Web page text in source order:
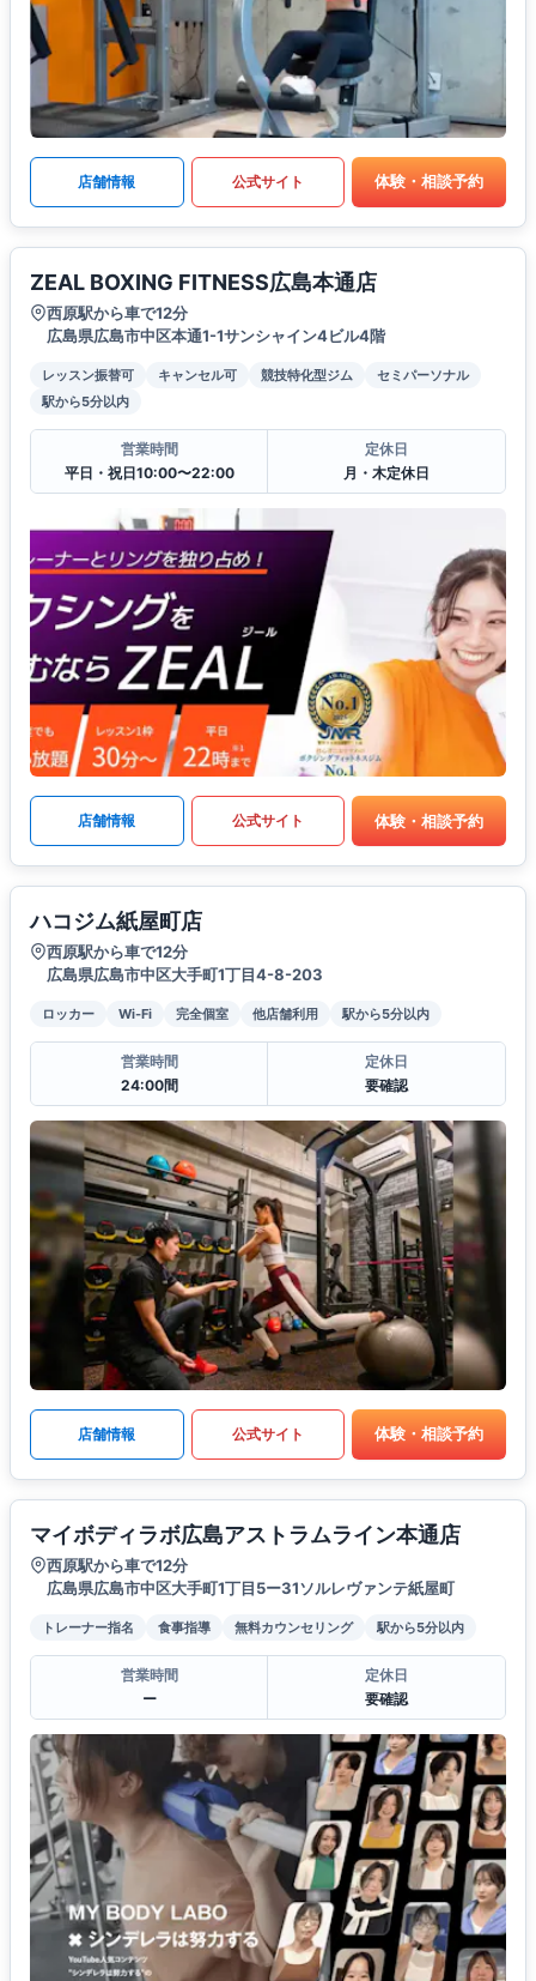
店舗情報 公式サイト 体験・相談予約
ZEAL BOXING FITNESS広島本通店
西原駅から車で12分
広島県広島市中区本通1-1サンシャイン4ビル4階
レッスン振替可 キャンセル可 競技特化型ジム
セミパーソナル
駅から5分以内
営業時間
平日・祝日10:00〜22:00
定休日
月・木定休日
店舗情報 公式サイト 体験・相談予約
ハコジム紙屋町店
西原駅から車で12分
広島県広島市中区大手町1丁目4-8-203
ロッカー Wi-Fi 完全個室 他店舗利用 駅から5分以内
営業時間
24:00間
定休日
要確認
店舗情報 公式サイト 体験・相談予約
マイボディラボ広島アストラムライン本通店
西原駅から車で12分
広島県広島市中区大手町1丁目5ー31ソルレヴァンテ紙屋町
トレーナー指名 食事指導 無料カウンセリング 駅から5分以内
営業時間
ー
定休日
要確認